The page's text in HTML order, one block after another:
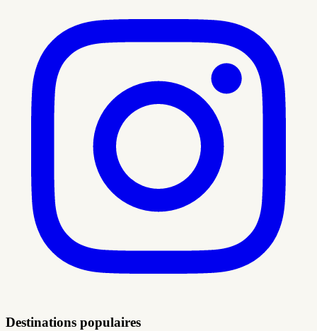
Destinations populaires